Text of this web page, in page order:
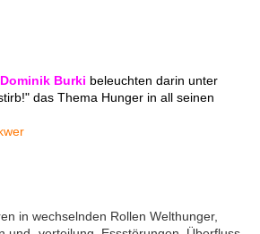
Burki beleuchten darin unter
das Thema Hunger in all seinen
in wechselnden Rollen Welthunger,